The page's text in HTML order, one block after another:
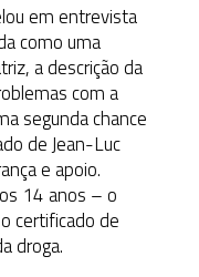
em entrevista
como uma
a descrição da
com a
segunda chance
de Jean-Luc
e apoio.
14 anos – o
certificado de
droga.